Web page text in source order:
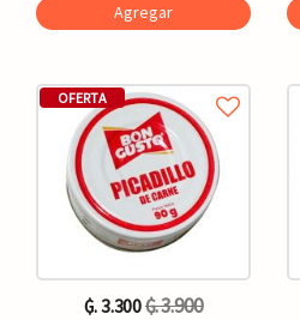
Agregar
OFERTA
₲. 3.300₲. 3.900